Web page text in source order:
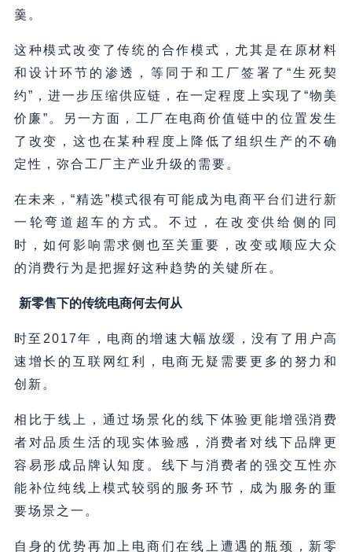
羹。
这种模式改变了传统的合作模式，尤其是在原材料
和设计环节的渗透，等同于和工厂签署了“生死契
约”，进一步压缩供应链，在一定程度上实现了“物美
价廉”。另一方面，工厂在电商价值链中的位置发生
了改变，这也在某种程度上降低了组织生产的不确
定性，弥合工厂主产业升级的需要。
在未来，“精选”模式很有可能成为电商平台们进行新
一轮弯道超车的方式。不过，在改变供给侧的同
时，如何影响需求侧也至关重要，改变或顺应大众
的消费行为是把握好这种趋势的关键所在。
新零售下的传统电商何去何从
时至2017年，电商的增速大幅放缓，没有了用户高
速增长的互联网红利，电商无疑需要更多的努力和
创新。
相比于线上，通过场景化的线下体验更能增强消费
者对品质生活的现实体验感，消费者对线下品牌更
容易形成品牌认知度。线下与消费者的强交互性亦
能补位纯线上模式较弱的服务环节，成为服务的重
要场景之一。
自身的优势再加上电商们在线上遭遇的瓶颈，新零